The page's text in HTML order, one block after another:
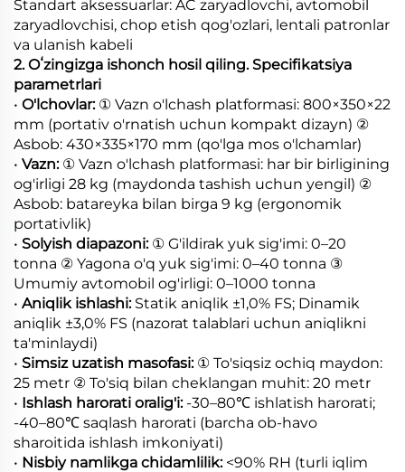
Standart aksessuarlar: AC zaryadlovchi, avtomobil
zaryadlovchisi, chop etish qog'ozlari, lentali patronlar
va ulanish kabeli
2. Oʻzingizga ishonch hosil qiling. Specifikatsiya
parametrlari
• O'lchovlar: ① Vazn o'lchash platformasi: 800×350×22
mm (portativ o'rnatish uchun kompakt dizayn) ②
Asbob: 430×335×170 mm (qo'lga mos o'lchamlar)
• Vazn: ① Vazn o'lchash platformasi: har bir birligining
og'irligi 28 kg (maydonda tashish uchun yengil) ②
Asbob: batareyka bilan birga 9 kg (ergonomik
portativlik)
• Solyish diapazoni: ① G'ildirak yuk sig'imi: 0–20
tonna ② Yagona o'q yuk sig'imi: 0–40 tonna ③
Umumiy avtomobil og'irligi: 0–1000 tonna
• Aniqlik ishlashi: Statik aniqlik ±1,0% FS; Dinamik
aniqlik ±3,0% FS (nazorat talablari uchun aniqlikni
ta'minlaydi)
• Simsiz uzatish masofasi: ① To'siqsiz ochiq maydon:
25 metr ② To'siq bilan cheklangan muhit: 20 metr
• Ishlash harorati oralig'i: -30–80℃ ishlatish harorati;
-40–80℃ saqlash harorati (barcha ob-havo
sharoitida ishlash imkoniyati)
• Nisbiy namlikga chidamlilik: <90% RH (turli iqlim